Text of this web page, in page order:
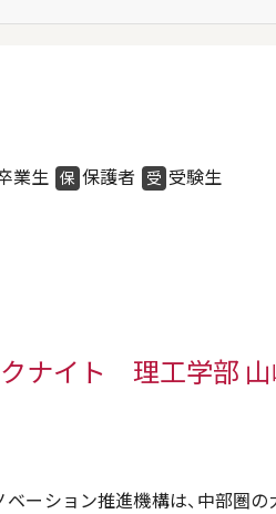
業生 保 保護者 受 受験生
ナイト 理工学部
ーション推進機構は、中部圏